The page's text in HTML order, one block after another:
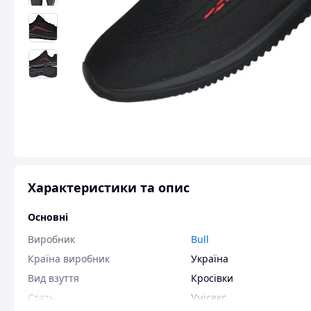
Характеристики та опис
Основні
Виробник
Bull
Країна виробник
Україна
Вид взуття
Кросівки
Стать
Унісекс